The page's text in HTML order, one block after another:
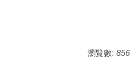
瀏覽數: 856